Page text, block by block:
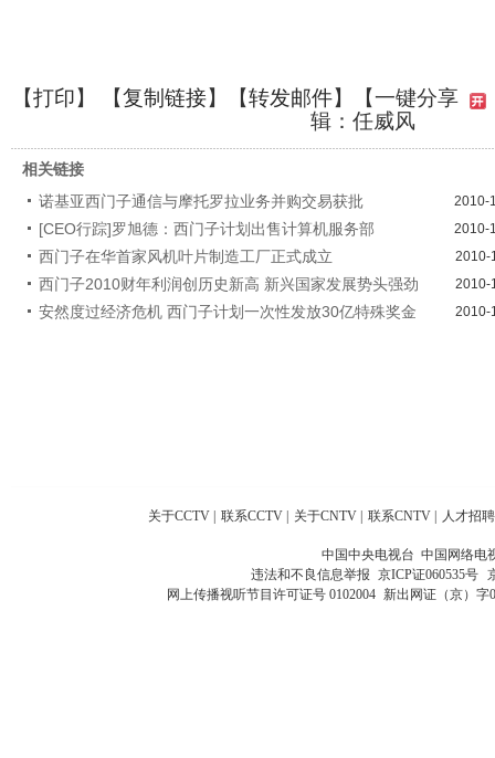
【打印】 【复制链接】【转发邮件】
【一键分享
辑：任威风
相关链接
诺基亚西门子通信与摩托罗拉业务并购交易获批
2010-
[CEO行踪]罗旭德：西门子计划出售计算机服务部 2010-
西门子在华首家风机叶片制造工厂正式成立 2010-
西门子2010财年利润创历史新高 新兴国家发展势头强劲 2010-
安然度过经济危机 西门子计划一次性发放30亿特殊奖金 2010-
关于CCTV | 联系CCTV | 关于CNTV | 联系CNTV | 人才招聘
中国中央电视台 中国网络电
违法和不良信息举报 京ICP证060535号
网上传播视听节目许可证号 0102004 新出网证（京）